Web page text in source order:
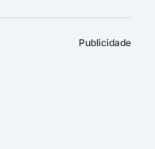
Publicidade